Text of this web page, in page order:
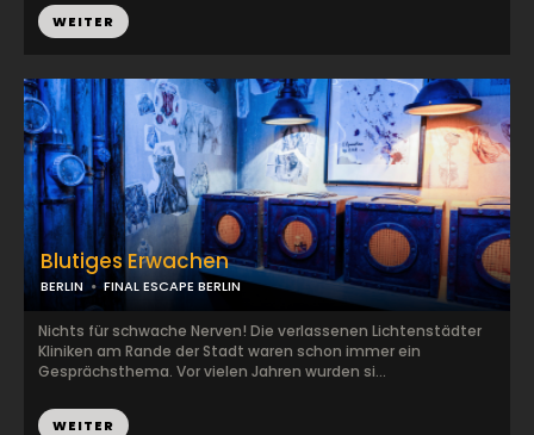
Blutiges Erwachen
BERLIN FINAL ESCAPE BERLIN
Nichts für schwache Nerven! Die verlassenen Lichtenstädter
Kliniken am Rande der Stadt waren schon immer ein
Gesprächsthema. Vor vielen Jahren wurden si...
WEITER
WEITER